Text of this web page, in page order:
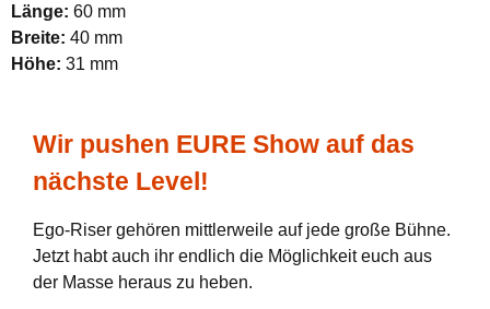
Länge: 60 mm
Breite: 40 mm
Höhe: 31 mm
Wir pushen EURE Show auf das
nächste Level!
Ego-Riser gehören mittlerweile auf jede große Bühne.
Jetzt habt auch ihr endlich die Möglichkeit euch aus
der Masse heraus zu heben.